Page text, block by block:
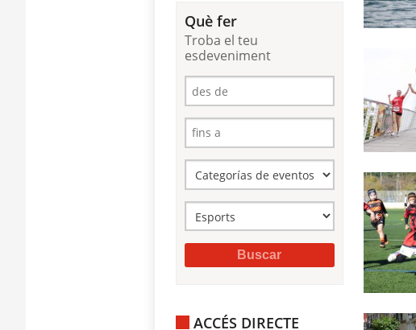
Què fer
Troba el teu
esdeveniment
ACCÉS DIRECTE